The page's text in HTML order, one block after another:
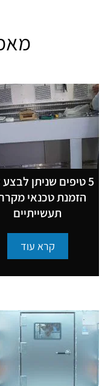
5 טיפים שניתן לבצע
הזמנת טכנאי
תעשייתיים
קרא עוד